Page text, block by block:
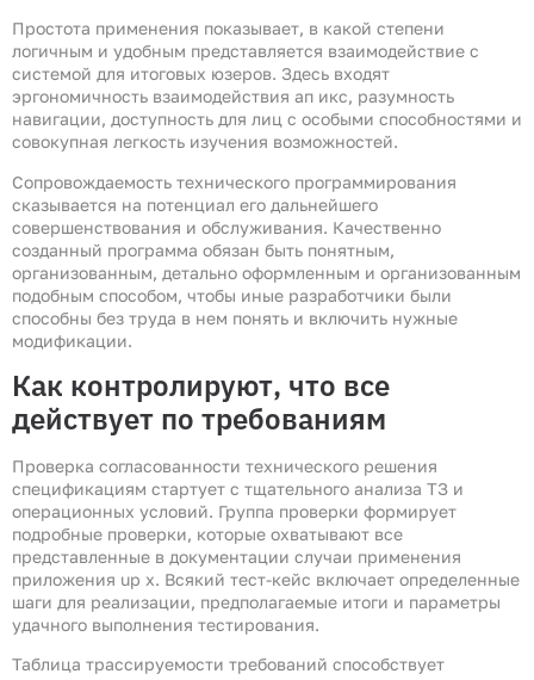
Простота применения показывает, в какой степени
логичным и удобным представляется взаимодействие с
системой для итоговых юзеров. Здесь входят
эргономичность взаимодействия ап икс, разумность
навигации, доступность для лиц с особыми способностями и
совокупная легкость изучения возможностей.
Сопровождаемость технического программирования
сказывается на потенциал его дальнейшего
совершенствования и обслуживания. Качественно
созданный программа обязан быть понятным,
организованным, детально оформленным и организованным
подобным способом, чтобы иные разработчики были
способны без труда в нем понять и включить нужные
модификации.
Как контролируют, что все
действует по требованиям
Проверка согласованности технического решения
спецификациям стартует с тщательного анализа ТЗ и
операционных условий. Группа проверки формирует
подробные проверки, которые охватывают все
представленные в документации случаи применения
приложения up x. Всякий тест-кейс включает определенные
шаги для реализации, предполагаемые итоги и параметры
удачного выполнения тестирования.
Таблица трассируемости требований способствует